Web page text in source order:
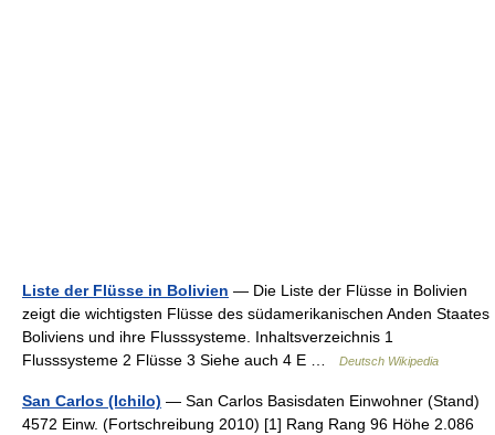
Liste der Flüsse in Bolivien — Die Liste der Flüsse in Bolivien
zeigt die wichtigsten Flüsse des südamerikanischen Anden Staates
Boliviens und ihre Flusssysteme. Inhaltsverzeichnis 1
Flusssysteme 2 Flüsse 3 Siehe auch 4 E …
Deutsch Wikipedia
San Carlos (Ichilo) — San Carlos Basisdaten Einwohner (Stand)
4572 Einw. (Fortschreibung 2010) [1] Rang Rang 96 Höhe 2.086